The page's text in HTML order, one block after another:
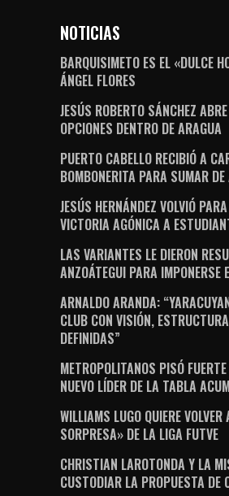
NOTICIAS
BARQUISIMETO ES EL «DULCE
ÁNGEL FLORES
JESÚS ROBERTO SÁNCHEZ
OPCIONES DENTRO DE ARAGUA
PUERTO CABELLO RECIBIÓ A
BOMBONERITA PARA SUMAR
JESÚS HERNÁNDEZ VOLVIÓ
VICTORIA AGÓNICA A
LAS VARIANTES LE DIERON
ANZOÁTEGUI PARA IMPONERSE
ARNALDO ARANDA:
CLUB CON VISIÓN,
DEFINIDAS”
METROPOLITANOS PISÓ
NUEVO LÍDER DE LA TABLA
WILLIAMS LUGO QUIERE
SORPRESA» DE LA LIGA FUTVE
CHRISTIAN LAROTONDA Y LA
CUSTODIAR LA PROPUESTA DE